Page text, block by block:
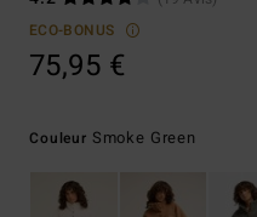
ECO-BONUS
75,95 €
Couleur Smoke Green